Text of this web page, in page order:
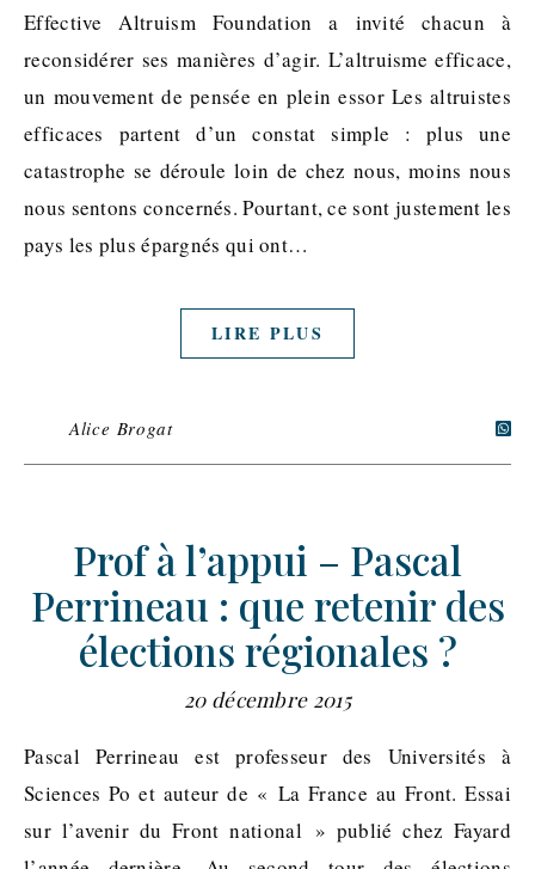
Effective Altruism Foundation a invité chacun à
reconsidérer ses manières d’agir. L’altruisme efficace,
un mouvement de pensée en plein essor Les altruistes
efficaces partent d’un constat simple : plus une
catastrophe se déroule loin de chez nous, moins nous
nous sentons concernés. Pourtant, ce sont justement les
pays les plus épargnés qui ont…
LIRE PLUS
Alice Brogat
Prof à l’appui – Pascal
Perrineau : que retenir des
élections régionales ?
20 décembre 2015
Pascal Perrineau est professeur des Universités à
Sciences Po et auteur de « La France au Front. Essai
sur l’avenir du Front national » publié chez Fayard